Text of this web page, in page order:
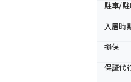
駐車/
入居時
損保
保証代